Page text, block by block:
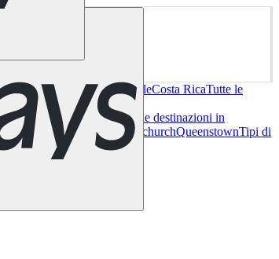
New York San Francisco CileCosta RicaTutte le
le destinazioni in
Manchester Scozia
Tutte le destinazioni in
ZelandaAuckland ChristchurchQueenstownTipi di